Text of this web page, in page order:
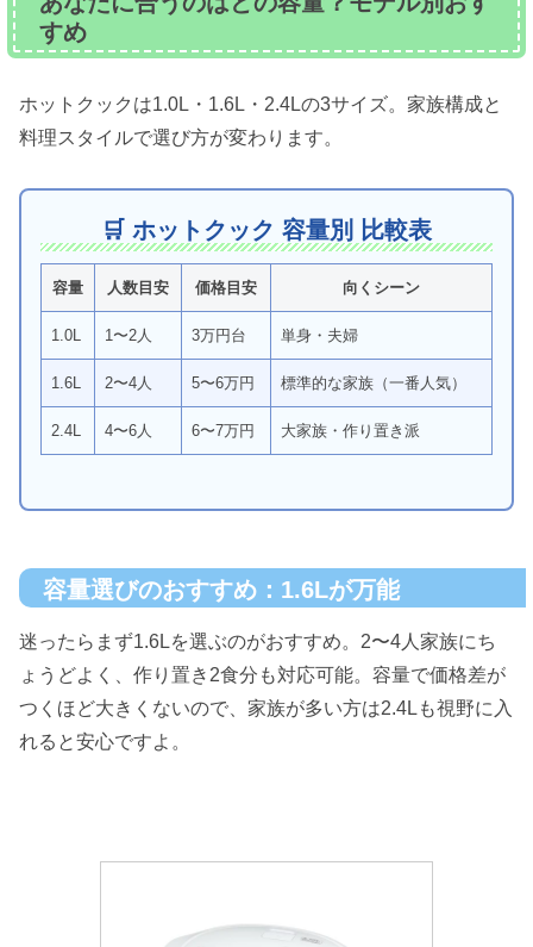
すめ
ホットクックは1.0L・1.6L・2.4Lの3サイズ。家族構成と
料理スタイルで選び方が変わります。
🛒 ホットクック 容量別 比較表
容量 人数目安 価格目安 向くシーン
1.0L 1〜2人 3万円台 単身・夫婦
1.6L 2〜4人 5〜6万円 標準的な家族（一番人気）
2.4L 4〜6人 6〜7万円 大家族・作り置き派
容量選びのおすすめ：1.6Lが万能
迷ったらまず1.6Lを選ぶのがおすすめ。2〜4人家族にち
ょうどよく、作り置き2食分も対応可能。容量で価格差が
つくほど大きくないので、家族が多い方は2.4Lも視野に入
れると安心ですよ。